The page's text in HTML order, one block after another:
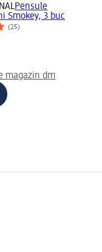
Pensule
Smokey, 3 buc
(25)
magazin dm